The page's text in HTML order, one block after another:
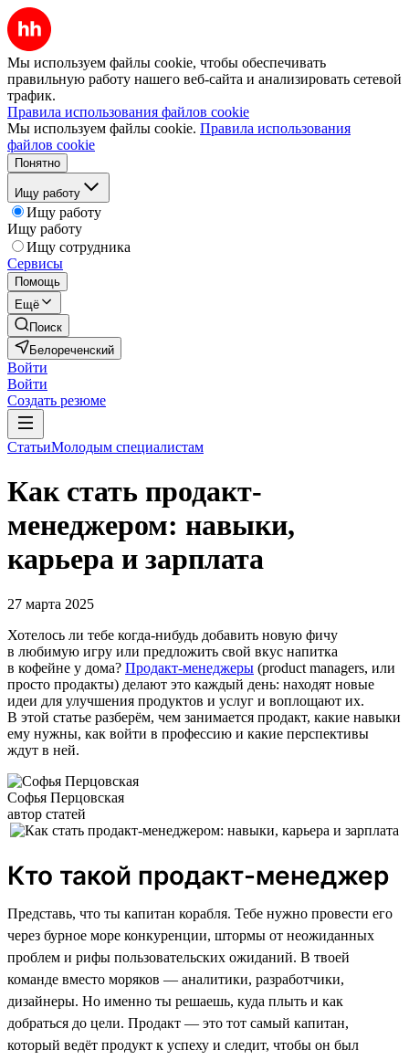
Мы используем файлы cookie, чтобы обеспечивать
правильную работу нашего веб-сайта и анализировать сетевой
трафик.
Правила использования файлов cookie
Мы используем файлы cookie. Правила использования
файлов cookie
Понятно
Ищу работу
Ищу работу
Ищу работу
Ищу сотрудника
Сервисы
Помощь
Ещё
Поиск
Белореченский
Войти
Войти
Создать резюме
СтатьиМолодым специалистам
Как стать продакт-
менеджером: навыки,
карьера и зарплата
27 марта 2025
Хотелось ли тебе когда-нибудь добавить новую фичу
в любимую игру или предложить свой вкус напитка
в кофейне у дома? Продакт-менеджеры (product managers, или
просто продакты) делают это каждый день: находят новые
идеи для улучшения продуктов и услуг и воплощают их.
В этой статье разберём, чем занимается продакт, какие навыки
ему нужны, как войти в профессию и какие перспективы
ждут в ней.
Софья Перцовская
автор статей
Кто такой продакт-менеджер
Представь, что ты капитан корабля. Тебе нужно провести его
через бурное море конкуренции, штормы от неожиданных
проблем и рифы пользовательских ожиданий. В твоей
команде вместо моряков — аналитики, разработчики,
дизайнеры. Но именно ты решаешь, куда плыть и как
добраться до цели. Продакт — это тот самый капитан,
который ведёт продукт к успеху и следит, чтобы он был